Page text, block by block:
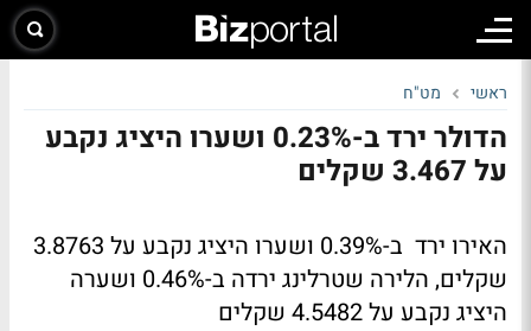
ראשי מט"ח
הדולר ירד ב-0.23% ושערו היציג נקבע
על 3.467 שקלים
האירו ירד ב-0.39% ושערו היציג נקבע על 3.8763
שקלים, הלירה שטרלינג ירדה ב-0.46% ושערה
היציג נקבע על 4.5482 שקלים